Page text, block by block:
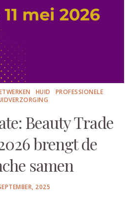
HUID
PROFESSIONELE
Beauty Trade
brengt de
samen
2025